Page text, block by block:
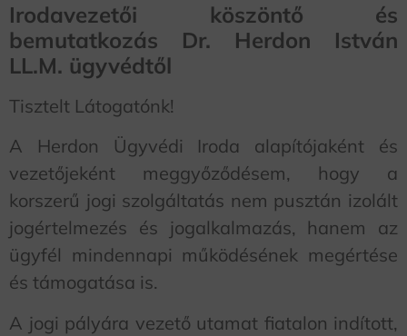
Irodavezetői köszöntő és
bemutatkozás Dr. Herdon István
LL.M. ügyvédtől
Tisztelt Látogatónk!
A Herdon Ügyvédi Iroda alapítójaként és
vezetőjeként meggyőződésem, hogy a
korszerű jogi szolgáltatás nem pusztán izolált
jogértelmezés és jogalkalmazás, hanem az
ügyfél mindennapi működésének megértése
és támogatása is.
A jogi pályára vezető utamat fiatalon indított,